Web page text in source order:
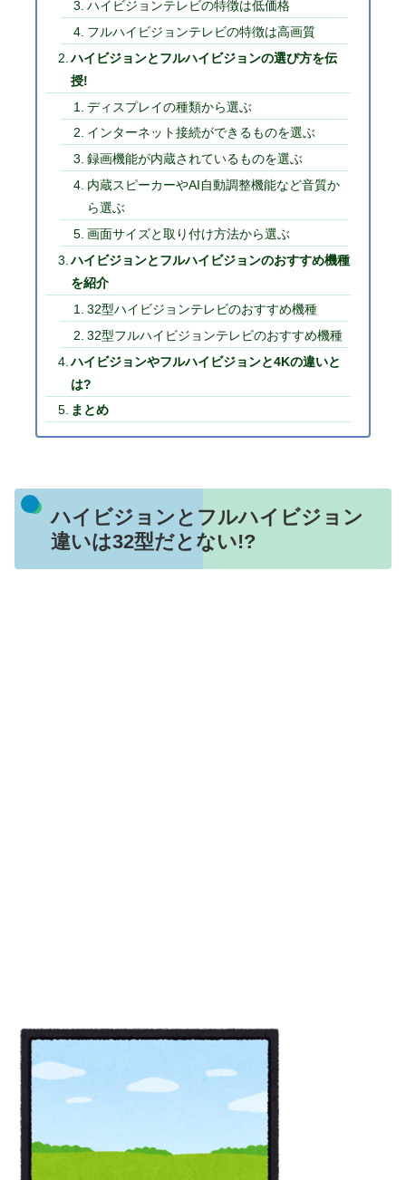
ハイビジョンテレビの特徴は低価格
フルハイビジョンテレビの特徴は高画質
ハイビジョンとフルハイビジョンの選び方を伝
授!
ディスプレイの種類から選ぶ
インターネット接続ができるものを選ぶ
録画機能が内蔵されているものを選ぶ
内蔵スピーカーやAI自動調整機能など音質か
ら選ぶ
画面サイズと取り付け方法から選ぶ
ハイビジョンとフルハイビジョンのおすすめ機種
を紹介
32型ハイビジョンテレビのおすすめ機種
32型フルハイビジョンテレビのおすすめ機種
ハイビジョンやフルハイビジョンと4Kの違いと
は?
まとめ
ハイビジョンとフルハイビジョン
違いは32型だとない!?